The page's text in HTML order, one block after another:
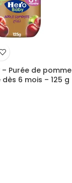
– Purée de pomme
6 mois – 125 g